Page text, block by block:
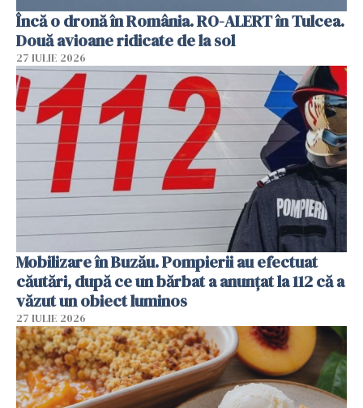
Încă o dronă în România. RO-ALERT în Tulcea.
Două avioane ridicate de la sol
27 IULIE 2026
Mobilizare în Buzău. Pompierii au efectuat
căutări, după ce un bărbat a anunțat la 112 că a
văzut un obiect luminos
27 IULIE 2026